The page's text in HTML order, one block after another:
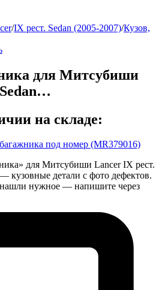
/IX рест. Sedan (2005-2007)/Кузов,
для Митсубиши
на складе:
под номер (MR379016)
для Митсубиши Lancer IX рест.
кузовные детали с фото дефектов.
нужное — напишите через